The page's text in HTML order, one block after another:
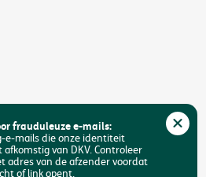
frauduleuze e-mails:
e-mails die onze identiteit
van DKV. Controleer
adres van de afzender voordat
of link opent.